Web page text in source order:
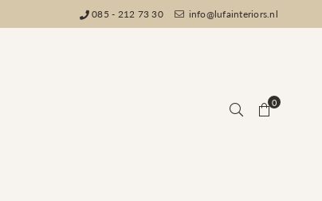
085 - 212 73 30 info@lufainteriors.nl
0